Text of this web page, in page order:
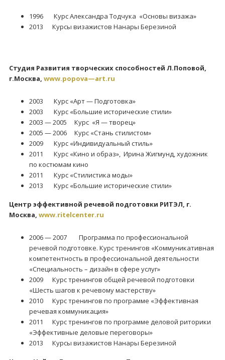
1996 Курс Александра Тодчука «Основы визажа»
2013 Курсы визажистов Нанары Березиной
Студия Развития творческих способностей Л.Поповой,
г.Москва, www.popova—art.ru
2003 Курс «Арт — Подготовка»
2003 Курс «Большие исторические стили»
2003 — 2005 Курс «Я — творец»
2005 — 2006 Курс «Стань стилистом»
2009 Курс «Индивидуальный стиль»
2011 Курс «Кино и образ», Ирина Жигмунд, художник
по костюмам кино
2011 Курс «Стилистика моды»
2013 Курс «Большие исторические стили»
Центр эффективной речевой подготовки РИТЭЛ, г.
Москва, www.ritelcenter.ru
2006 — 2007 Программа по профессиональной
речевой подготовке. Курс тренингов «Коммуникативная
компетентность в профессиональной деятельности
«Специальность – дизайн в сфере услуг»
2009 Курс тренингов общей речевой подготовки
«Шесть шагов к речевому мастерству»
2010 Курс тренингов по программе «Эффективная
речевая коммуникация»
2011 Курс тренингов по программе деловой риторики
«Эффективные деловые переговоры»
2013 Курсы визажистов Нанары Березиной